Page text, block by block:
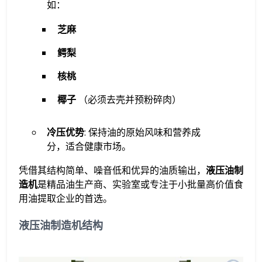
如：
芝麻
鳄梨
核桃
椰子（必须去壳并预粉碎肉）
冷压优势: 保持油的原始风味和营养成
分，适合健康市场。
凭借其结构简单、噪音低和优异的油质输出， 液压油制
造机是精品油生产商、实验室或专注于小批量高价值食
用油提取企业的首选。
液压油制造机结构